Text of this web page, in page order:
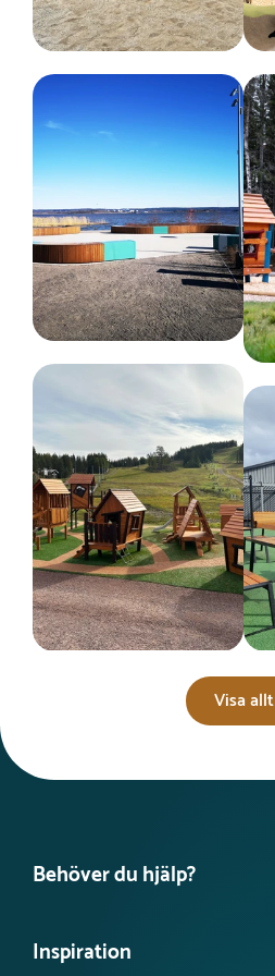
Visa allt
Behöver du hjälp?
Vanliga frågor
Inspiration